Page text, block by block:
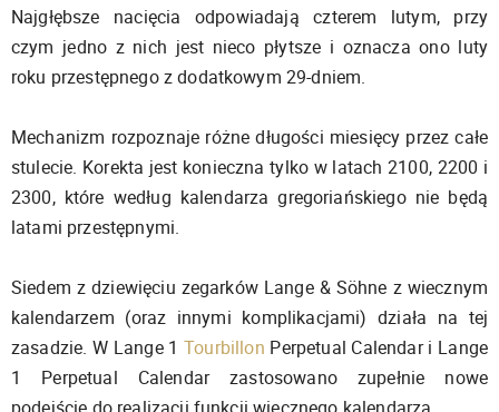
Najgłębsze nacięcia odpowiadają czterem lutym, przy
czym jedno z nich jest nieco płytsze i oznacza ono luty
roku przestępnego z dodatkowym 29-dniem.
Mechanizm rozpoznaje różne długości miesięcy przez całe
stulecie. Korekta jest konieczna tylko w latach 2100, 2200 i
2300, które według kalendarza gregoriańskiego nie będą
latami przestępnymi.
Siedem z dziewięciu zegarków Lange & Söhne z wiecznym
kalendarzem (oraz innymi komplikacjami) działa na tej
zasadzie. W Lange 1Tourbillon Perpetual Calendar i Lange
1 Perpetual Calendar zastosowano zupełnie nowe